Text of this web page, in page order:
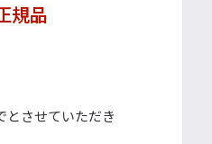
規品
とさせていただき